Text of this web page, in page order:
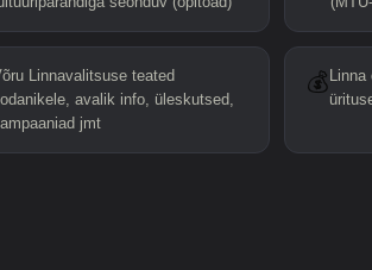
Linnavalitsuse teated
avalik info, üleskutsed,
jmt
💰